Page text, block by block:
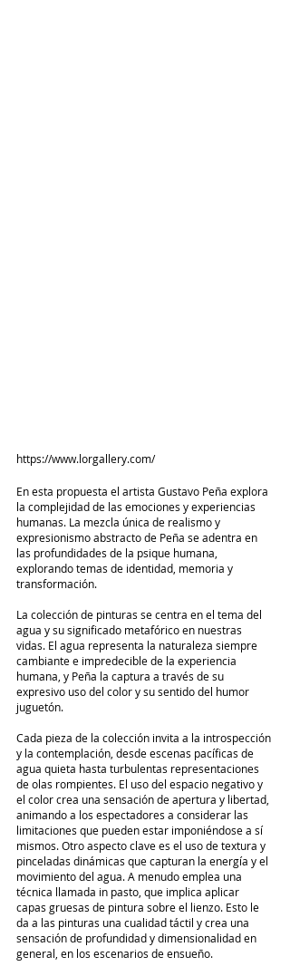
https://www.lorgallery.com/
En esta propuesta el artista Gustavo Peña explora
la complejidad de las emociones y experiencias
humanas. La mezcla única de realismo y
expresionismo abstracto de Peña se adentra en
las profundidades de la psique humana,
explorando temas de identidad, memoria y
transformación.
La colección de pinturas se centra en el tema del
agua y su significado metafórico en nuestras
vidas. El agua representa la naturaleza siempre
cambiante e impredecible de la experiencia
humana, y Peña la captura a través de su
expresivo uso del color y su sentido del humor
juguetón.
Cada pieza de la colección invita a la introspección
y la contemplación, desde escenas pacíficas de
agua quieta hasta turbulentas representaciones
de olas rompientes. El uso del espacio negativo y
el color crea una sensación de apertura y libertad,
animando a los espectadores a considerar las
limitaciones que pueden estar imponiéndose a sí
mismos. Otro aspecto clave es el uso de textura y
pinceladas dinámicas que capturan la energía y el
movimiento del agua. A menudo emplea una
técnica llamada in pasto, que implica aplicar
capas gruesas de pintura sobre el lienzo. Esto le
da a las pinturas una cualidad táctil y crea una
sensación de profundidad y dimensionalidad en
general, en los escenarios de ensueño.